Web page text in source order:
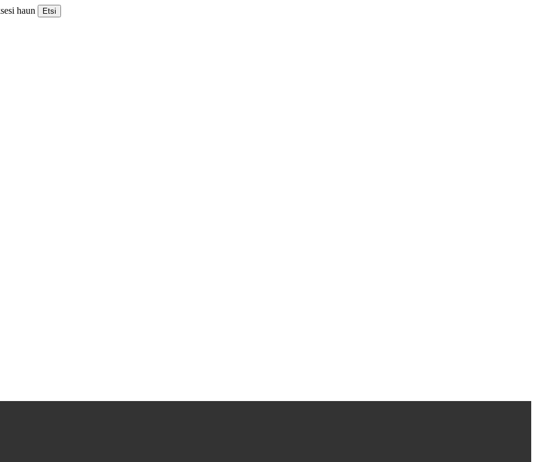
haun Etsi